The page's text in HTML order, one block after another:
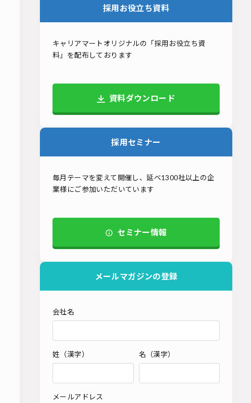
採用お役立ち資料
キャリアマートオリジナルの「採用お役立ち資
料」を配布しております
資料ダウンロード
採用セミナー
毎月テーマを変えて開催し、延べ1300社以上の企
業様にご参加いただいています
セミナー情報
メールマガジンの登録
会社名
姓（漢字） 名（漢字）
メールアドレス